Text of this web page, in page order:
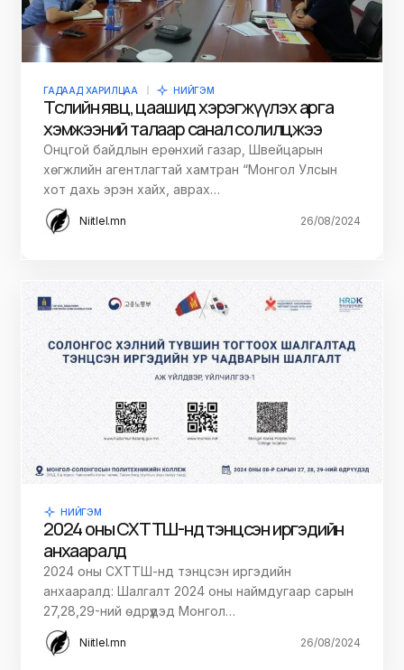
ГАДААД ХАРИЛЦАА НИЙГЭМ
Төслийн явц, цаашид хэрэгжүүлэх арга
хэмжээний талаар санал солилцжээ
Онцгой байдлын ерөнхий газар, Швейцарын
хөгжлийн агентлагтай хамтран “Монгол Улсын
хот дахь эрэн хайх, аврах…
Niitlel.mn 26/08/2024
НИЙГЭМ
2024 оны СХТТШ-нд тэнцсэн иргэдийн
анхааралд
2024 оны СХТТШ-нд тэнцсэн иргэдийн
анхааралд: Шалгалт 2024 оны наймдугаар сарын
27,28,29-ний өдрүүдэд Монгол…
Niitlel.mn 26/08/2024